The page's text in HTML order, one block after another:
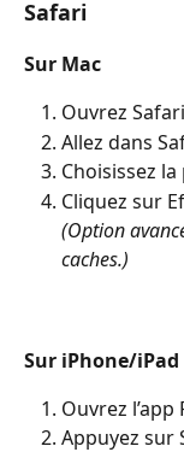
Safari
Sur Mac
Ouvrez
Allez dans
Choisissez
Cliquez sur
(Option
caches.)
Sur iPhone/iPad
Ouvrez l’app
Appuyez sur